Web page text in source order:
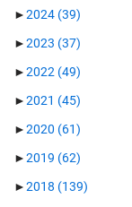
►2024 (39)
►2023 (37)
►2022 (49)
►2021 (45)
►2020 (61)
►2019 (62)
►2018 (139)